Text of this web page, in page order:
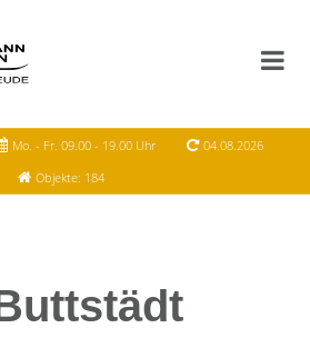
Mo. - Fr. 09.00 - 19.00 Uhr
04.08.2026
Objekte: 184